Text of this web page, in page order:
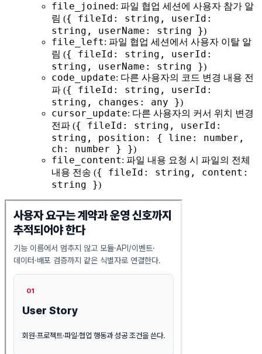
file_joined : 파일 협업 세션에 사용자 참가 알
림 ({ fileId: string, userId:
string, userName: string })
file_left: 파일 협업 세션에서 사용자 이탈 알
림 ({ fileId: string, userId:
string, userName: string })
code_update: 다른 사용자의 코드 변경 내용 전
파 ({ fileId: string, userId:
string, changes: any })
cursor_update: 다른 사용자의 커서 위치 변경
전파 ({ fileId: string, userId:
string, position: { line: number,
ch: number } })
file_content: 파일 내용 요청 시 파일의 전체
내용 전송 ({ fileId: string, content:
string })